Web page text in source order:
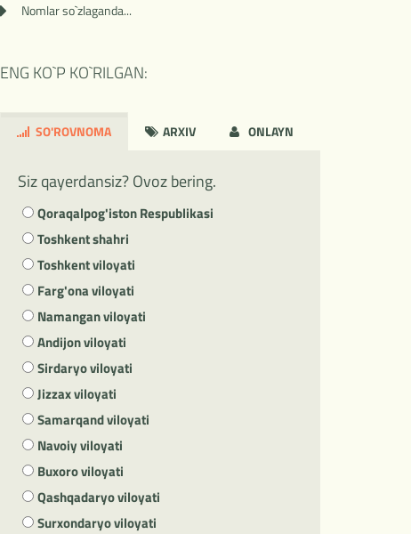
Nomlar so`zlaganda...
ENG KO`P KO`RILGAN:
SO'ROVNOMA ARXIV ONLAYN
Siz qayerdansiz? Ovoz bering.
Qoraqalpog'iston Respublikasi
Toshkent shahri
Toshkent viloyati
Farg'ona viloyati
Namangan viloyati
Andijon viloyati
Sirdaryo viloyati
Jizzax viloyati
Samarqand viloyati
Navoiy viloyati
Buxoro viloyati
Qashqadaryo viloyati
Surxondaryo viloyati